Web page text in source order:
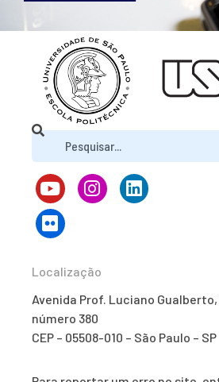
Localização
Avenida Prof. Luciano
número 380
CEP – 05508-010 – São Paulo – SP